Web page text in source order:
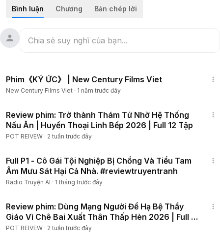
Người phụ nữ tâm cơ lên kế hoạch h.ại chớt chồng..!!
#reviewphim
#tomtatphim
#24hreview
#tamly
#reviewphimhay
Bình luận Chương Bản chép lời
Phim《KÝ ỨC》 | New Century Films Viet
New Century Films Viet · 1 năm trước đây
Review phim: Trở thành Thám Tử Nhờ Hệ Thống
Nấu Ăn | Huyền Thoại Lính Bếp 2026 | Full 12 Tập
POT REIVEW · 2 tuần trước đây
Full P1 - Cô Gái Tội Nghiệp Bị Chồng Và Tiểu Tam
Âm Mưu Sát Hại Cả Nhà. #reviewtruyentranh
Radio Truyện AI · 1 tháng trước đây
Review phim: Dùng Mạng Người Để Hạ Bệ Thầy
Giáo Vì Chê Bai Xuất Thân Thấp Hèn 2026 | Full 6
Tập
POT REIVEW · 2 tuần trước đây